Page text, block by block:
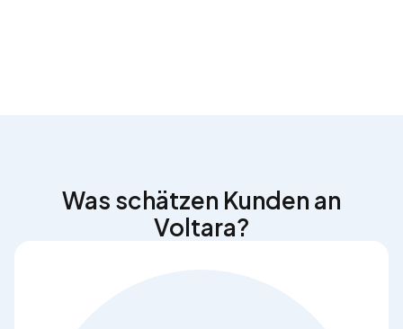
Was schätzen Kunden an
Voltara?